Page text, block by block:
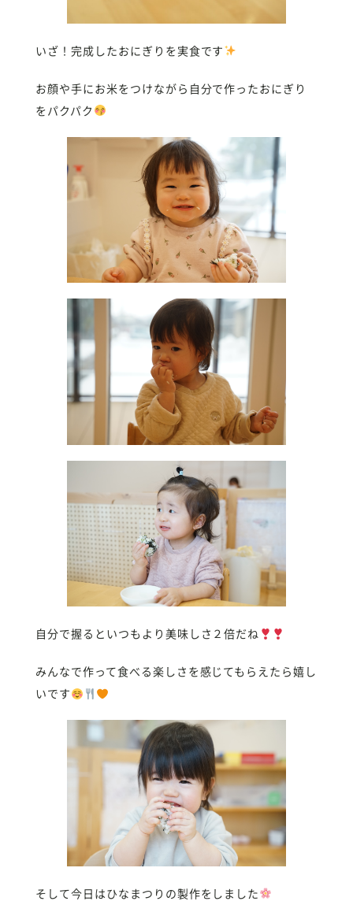
いざ！完成したおにぎりを実食です
お顔や手にお米をつけながら自分で作ったおにぎり
をパクパク
自分で握るといつもより美味しさ２倍だね
みんなで作って食べる楽しさを感じてもらえたら嬉し
いです
そして今日はひなまつりの製作をしました